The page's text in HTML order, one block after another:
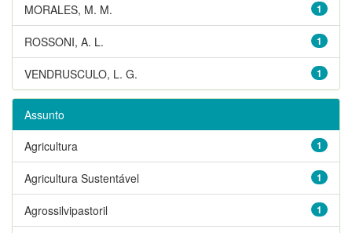
1
MORALES, M. M.
1
ROSSONI, A. L.
1
VENDRUSCULO, L. G.
Assunto
1
Agricultura
1
Agricultura Sustentável
1
Agrossilvipastoril